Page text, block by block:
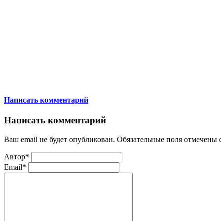
Написать комментарий
Написать комментарий
Ваш email не будет опубликован. Обязательные поля отмечены
Автор*
Email*